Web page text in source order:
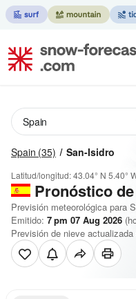
Spain (35) San-Isidro
Latitud/longitud:43.04° N 5.40°
Pronóstico
Previsión meteorológica para
Emitido: 7 pm 07 Aug 2026
Previsión de nieve actualizada